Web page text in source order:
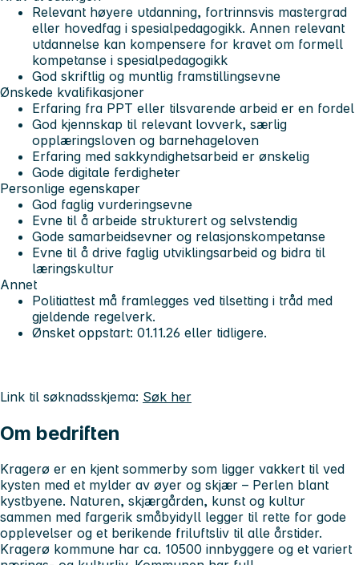
Relevant høyere utdanning, fortrinnsvis mastergrad
eller hovedfag i spesialpedagogikk. Annen relevant
utdannelse kan kompensere for kravet om formell
kompetanse i spesialpedagogikk
God skriftlig og muntlig framstillingsevne
Ønskede kvalifikasjoner
Erfaring fra PPT eller tilsvarende arbeid er en fordel
God kjennskap til relevant lovverk, særlig
opplæringsloven og barnehageloven
Erfaring med sakkyndighetsarbeid er ønskelig
Gode digitale ferdigheter
Personlige egenskaper
God faglig vurderingsevne
Evne til å arbeide strukturert og selvstendig
Gode samarbeidsevner og relasjonskompetanse
Evne til å drive faglig utviklingsarbeid og bidra til
læringskultur
Annet
Politiattest må framlegges ved tilsetting i tråd med
gjeldende regelverk.
Ønsket oppstart: 01.11.26 eller tidligere.
Link til søknadsskjema: Søk her
Om bedriften
Kragerø er en kjent sommerby som ligger vakkert til ved
kysten med et mylder av øyer og skjær – Perlen blant
kystbyene. Naturen, skjærgården, kunst og kultur
sammen med fargerik småbyidyll legger til rette for gode
opplevelser og et berikende friluftsliv til alle årstider.
Kragerø kommune har ca. 10500 innbyggere og et variert